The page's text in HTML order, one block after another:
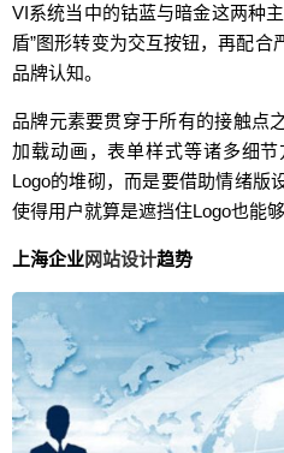
VI系统当中的钴蓝与暗金这两种
盾”图形转变为交互按钮，再配
品牌认知。
品牌元素要贯穿于所有的接触点
加载动画，表单样式等诸多细
Logo的堆砌，而是要借助情绪版
使得用户就算是遮挡住Logo也能
上海企业网站设计趋势